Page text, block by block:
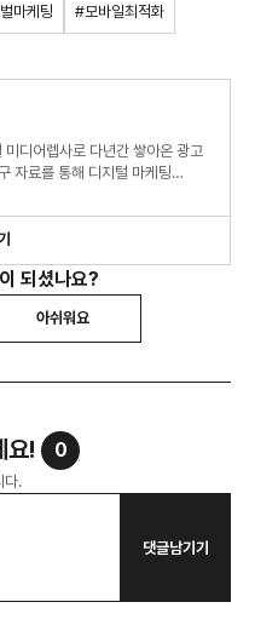
마케팅 #모바일최적화
디어렙사로 다년간 쌓아온 광고
자료를 통해 디지털 마케팅
되셨나요?
아쉬워요
요! 0
다.
댓글남기기